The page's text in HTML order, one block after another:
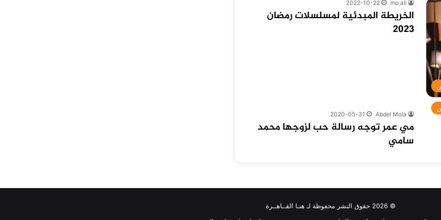
mo ali
2022-10-22
الخريطة المبدئية لمسلسلات رمضان
2023
Abdel Mola
2020-05-31
مي عمر توجه رسالة حب لزوجها محمد
سامي
© 2026 حقوق النشر محفوظة لـ هنـا القــاهــرة